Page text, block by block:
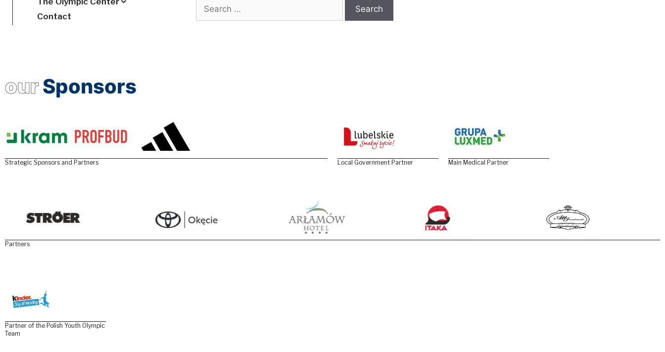
Contact
ourSponsors
Strategic Sponsors and Partners Local Government Partner Main Medical Partner
Partners
Partner of the Polish Youth Olympic
Team